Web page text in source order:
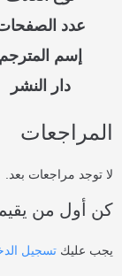
عدد
إسم المترجم
دار النشر
المراجعات
لا توجد مراجعات بعد.
كن أول من
يجب عليك تسجيل